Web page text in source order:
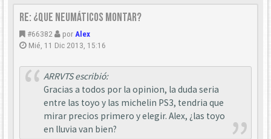
Re: ¿que neumáticos montar?
#66382 por Alex
Mié, 11 Dic 2013, 15:16
ARRVTS escribió:
Gracias a todos por la opinion, la duda seria
entre las toyo y las michelin PS3, tendria que
mirar precios primero y elegir. Alex, ¿las toyo
en lluvia van bien?